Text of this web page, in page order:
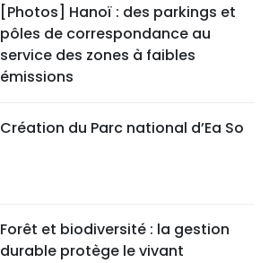
[Photos] Hanoï : des parkings et
pôles de correspondance au
service des zones à faibles
émissions
Création du Parc national d’Ea So
Forêt et biodiversité : la gestion
durable protège le vivant